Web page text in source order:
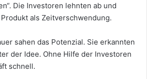
Die Investoren lehnten ab und
als Zeitverschwendung.
sahen das Potenzial. Sie erkannten
der Idee. Ohne Hilfe der Investoren
schnell.